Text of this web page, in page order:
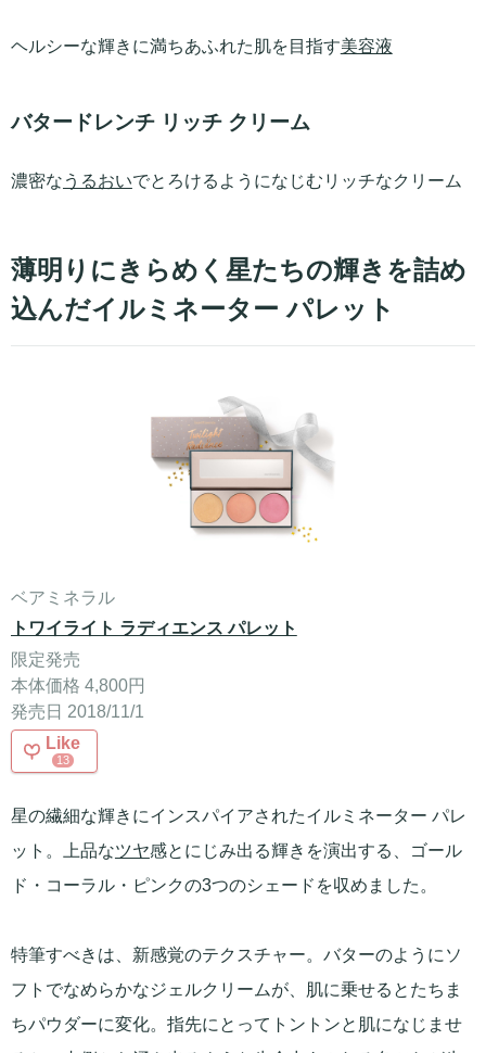
ヘルシーな輝きに満ちあふれた肌を目指す美容液
バタードレンチ リッチ クリーム
濃密な うるおいでとろけるようになじむリッチなクリーム
薄明りにきらめく星たちの輝きを詰め
込んだイルミネーター パレット
ベアミネラル
トワイライト ラディエンス パレット
限定発売
本体価格 4,800円
発売日 2018/11/1
Like
13
星の繊細な輝きにインスパイアされたイルミネーター パレ
ット。上品なツヤ感とにじみ出る輝きを演出する、ゴール
ド・コーラル・ピンクの3つのシェードを収めました。
特筆すべきは、新感覚のテクスチャー。バターのようにソ
フトでなめらかなジェルクリームが、肌に乗せるとたちま
ちパウダーに変化。指先にとってトントンと肌になじませ